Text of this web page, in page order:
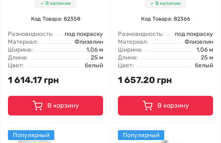
В наличии
Код Товара: 82358
Разновидность:
под покраску
Материал:
Флизелин
Ширина:
1,06 м
Длина:
25 м
Цвет:
белый
1 614.17 грн
В корзину
В наличии
Код Товара: 82366
Разновидность:
под покраску
Материал:
Флизелин
Ширина:
1,06 м
Длина:
25 м
Цвет:
белый
1 657.20 грн
В корзину
Популярный Популярный